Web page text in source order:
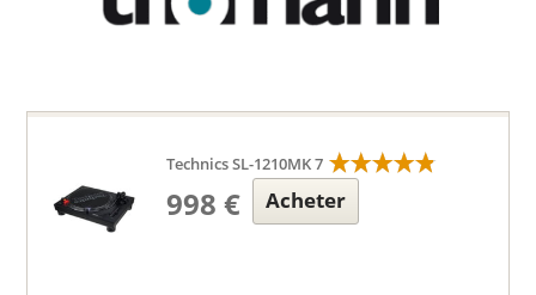
Technics SL-1210MK 7
998 € Acheter